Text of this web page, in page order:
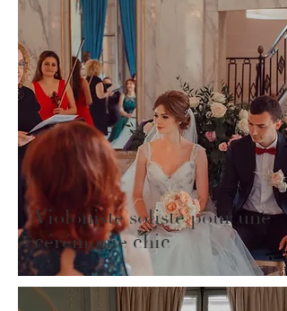
Violoniste soliste pour une
cérémonie chic